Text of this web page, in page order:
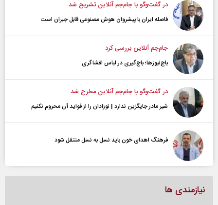
در گفت‌و‌گو با جام‌جم آنلاین تشریح شد
فاصله ایران با پیشرو‌ان هوش مصنوعی قابل جبران است
جام‌جم آنلاین بررسی کرد
باج‌نیوزها؛ باج‌گیری در لباس افشاگری
در گفت‌و‌گو با جام‌جم آنلاین مطرح شد
شیر مادر جایگزین ندارد | نوزادان را از فواید آن محروم نکنیم
فرهنگ اهدای خون باید نسل به نسل منتقل شود
نیازمندی ها